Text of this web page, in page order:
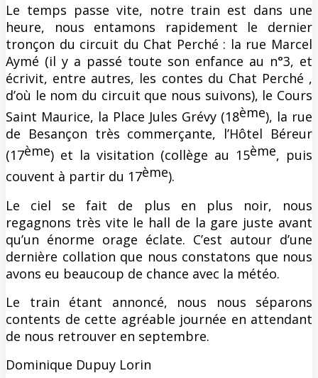
Le temps passe vite, notre train est dans une
heure, nous entamons rapidement le dernier
tronçon du circuit du Chat Perché : la rue Marcel
Aymé (il y a passé toute son enfance au n°3, et
écrivit, entre autres, les contes du Chat Perché ,
d’où le nom du circuit que nous suivons), le Cours
Saint Maurice, la Place Jules Grévy (18ème), la rue
de Besançon très commerçante, l’Hôtel Béreur
(17ème) et la visitation (collège au 15ème, puis
couvent à partir du 17ème).
Le ciel se fait de plus en plus noir, nous
regagnons très vite le hall de la gare juste avant
qu’un énorme orage éclate. C’est autour d’une
dernière collation que nous constatons que nous
avons eu beaucoup de chance avec la météo.
Le train étant annoncé, nous nous séparons
contents de cette agréable journée en attendant
de nous retrouver en septembre.
Dominique Dupuy Lorin